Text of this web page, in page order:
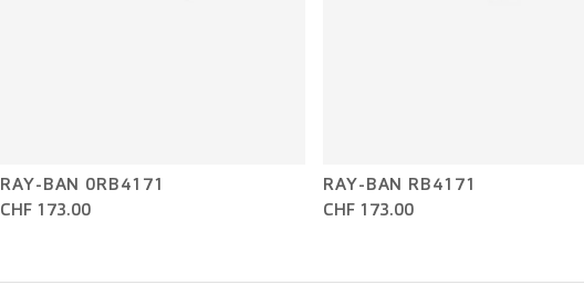
RAY-BAN 0RB4171
CHF 173.00
RAY-BAN RB4171
CHF 173.00